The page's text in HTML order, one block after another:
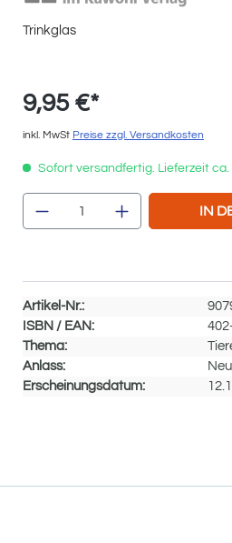
Trinkglas
9,95 €*
inkl. MwSt Preise zzgl. Versandkosten
Sofort versandfertig. Lieferzeit
Produkt Anzahl: Gib
IN
Artikel-Nr.:
ISBN / EAN:
Thema:
Anlass:
Erscheinungsdatum: